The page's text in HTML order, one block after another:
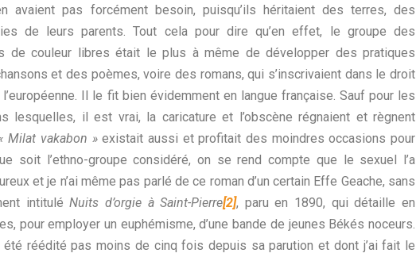
avaient pas forcément besoin, puisqu’ils héritaient des terres, des
de leurs parents. Tout cela pour dire qu’en effet, le groupe des
de couleur libres était le plus à même de développer des pratiques
et des poèmes, voire des romans, qui s’inscrivaient dans le droit
Il le fit bien évidemment en langue française. Sauf pour les
lesquelles, il est vrai, la caricature et l’obscène régnaient et règnent
Milat vakabon »existait aussi et profitait des moindres occasions pour
soit l’ethno-groupe considéré, on se rend compte que le sexuel l’a
et je n’ai même pas parlé de ce roman d’un certain Effe Geache, sans
intituléNuits d’orgie à Saint-Pierre[2], paru en 1890, qui détaille en
pour employer un euphémisme, d’une bande de jeunes Békés noceurs.
réédité pas moins de cinq fois depuis sa parution et dont j’ai fait le